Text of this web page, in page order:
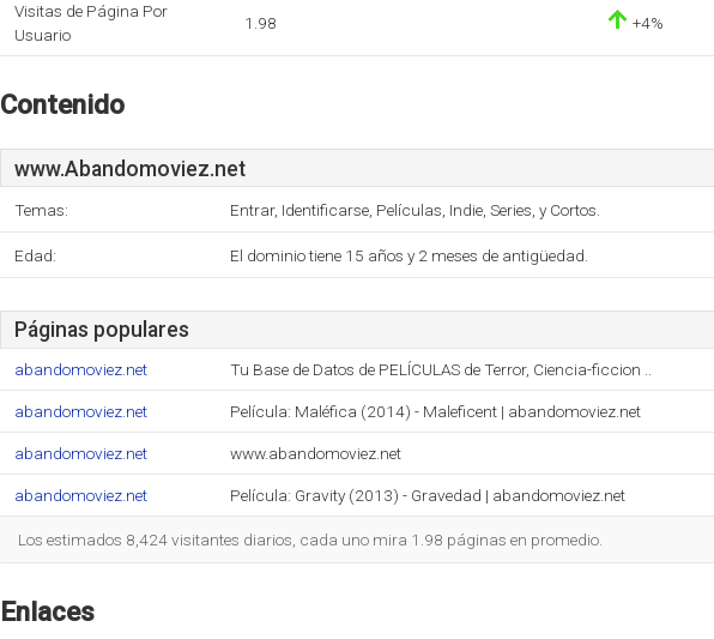
Visitas de Página Por
Usuario
1.98 +4%
Contenido
www.Abandomoviez.net
Temas: Entrar, Identificarse, Películas, Indie, Series, y Cortos.
Edad: El dominio tiene 15 años y 2 meses de antigüedad.
Páginas populares
abandomoviez.net Tu Base de Datos de PELÍCULAS de Terror, Ciencia-ficcion ..
abandomoviez.net Película: Maléfica (2014) - Maleficent | abandomoviez.net
abandomoviez.net www.abandomoviez.net
abandomoviez.net Película: Gravity (2013) - Gravedad | abandomoviez.net
Los estimados 8,424 visitantes diarios, cada uno mira 1.98 páginas en promedio.
Enlaces